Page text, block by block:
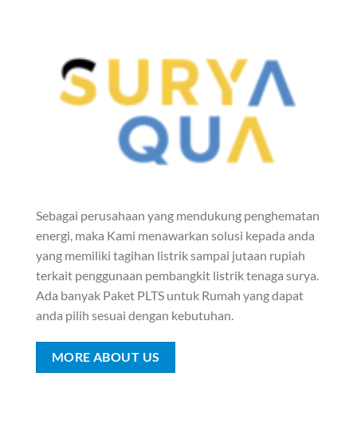
Sebagai perusahaan yang mendukung penghematan
energi, maka Kami menawarkan solusi kepada anda
yang memiliki tagihan listrik sampai jutaan rupiah
terkait penggunaan pembangkit listrik tenaga surya.
Ada banyak Paket PLTS untuk Rumah yang dapat
anda pilih sesuai dengan kebutuhan.
MORE ABOUT US